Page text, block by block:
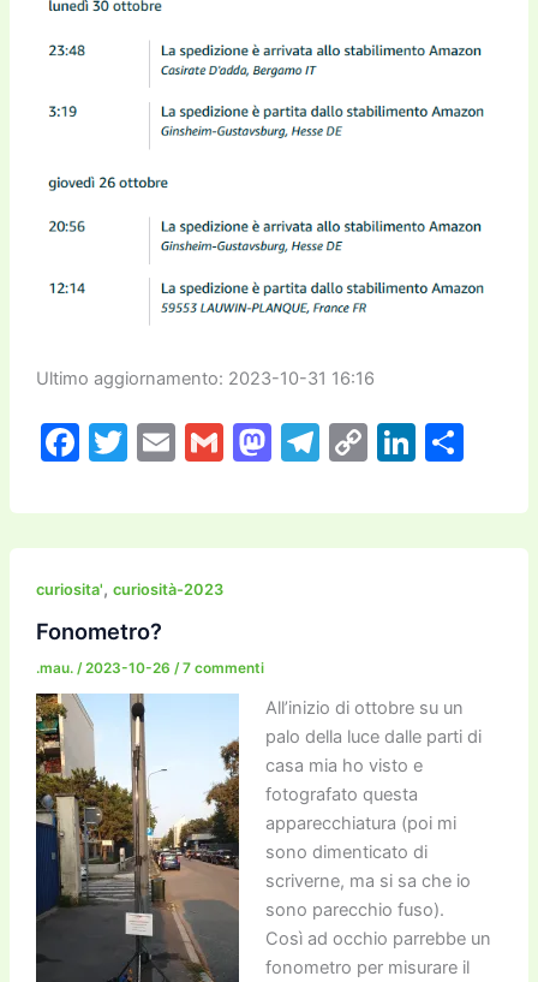
Ultimo aggiornamento: 2023-10-31 16:16
F
c
e
b
o
o
k
T
itt
er
E
ai
l
G
ai
l
M
st
o
T
e
gr
C
p
y
Li
k
e
C
n
di
curiosita', curiosità-2023
Fonometro?
.mau. /2023-10-26 /7 commenti
All’inizio di ottobre su un
palo della luce dalle parti di
casa mia ho visto e
fotografato questa
apparecchiatura (poi mi
sono dimenticato di
scriverne, ma si sa che io
sono parecchio fuso).
Così ad occhio parrebbe un
fonometro per misurare il